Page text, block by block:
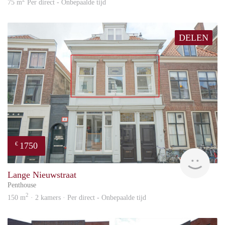
75 m Per direct - Onbepaalde tijd
DELEN
€ 1750
Lange Nieuwstraat
Penthouse
150 m2 · 2 kamers · Per direct - Onbepaalde tijd